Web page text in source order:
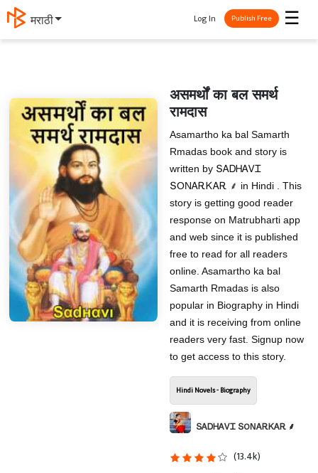
मराठी ☰
Log In Publish Free
असमर्थों का बल समर्थ
रामदास
Asamartho ka bal Samarth
Rmadas book and story is
written by ՏᎪᎠᎻᎪᏙᏆ
ՏOΝᎪᎡᏦᎪᎡ ⸙ in Hindi . This
story is getting good reader
response on Matrubharti app
and web since it is published
free to read for all readers
online. Asamartho ka bal
Samarth Rmadas is also
popular in Biography in Hindi
and it is receiving from online
readers very fast. Signup now
to get access to this story.
Hindi Novels - Biography
ՏᎪᎠᎻᎪᏙᏆ ՏOΝᎪᎡᏦᎪᎡ ⸙
(13.4k)